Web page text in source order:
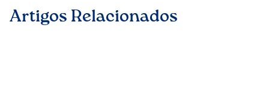
Artigos Relacionados